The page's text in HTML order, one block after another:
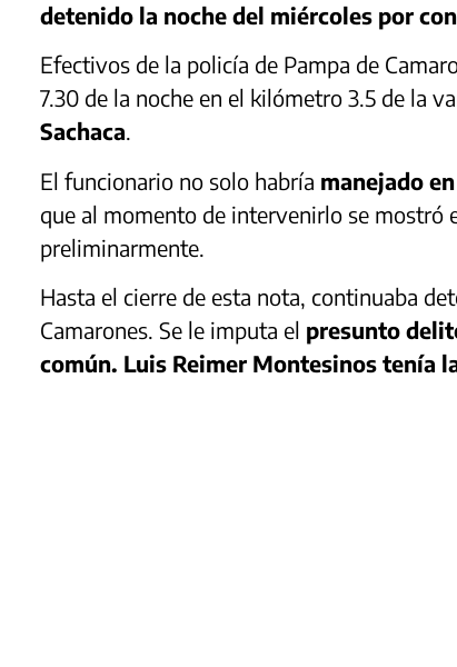
detenido la noche del miércoles por
Efectivos de la policía de Pampa de
7.30 de la noche en el kilómetro 3.5 de la
Sachaca.
El funcionario no solo habría manejado
que al momento de intervenirlo se mostró
preliminarmente.
Hasta el cierre de esta nota, continuaba
Camarones. Se le imputa el presunto
común. Luis Reimer Montesinos tenía